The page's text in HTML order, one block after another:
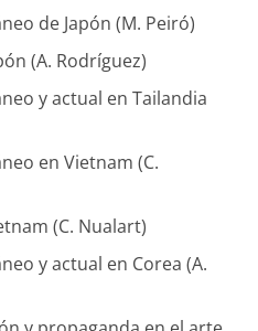
de Japón (M. Peiró)
(A. Rodríguez)
y actual en Tailandia
en Vietnam (C.
(C. Nualart)
y actual en Corea (A.